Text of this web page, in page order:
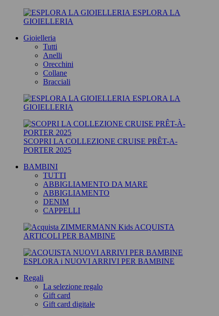
ESPLORA LA
GIOIELLERIA
Gioielleria
Tutti
Anelli
Orecchini
Collane
Bracciali
ESPLORA LA
GIOIELLERIA
SCOPRI LA COLLEZIONE CRUISE PRÊT-A-
PORTER 2025
BAMBINI
TUTTI
ABBIGLIAMENTO DA MARE
ABBIGLIAMENTO
DENIM
CAPPELLI
ACQUISTA
ARTICOLI PER BAMBINE
ESPLORA i NUOVI ARRIVI PER BAMBINE
Regali
La selezione regalo
Gift card
Gift card digitale